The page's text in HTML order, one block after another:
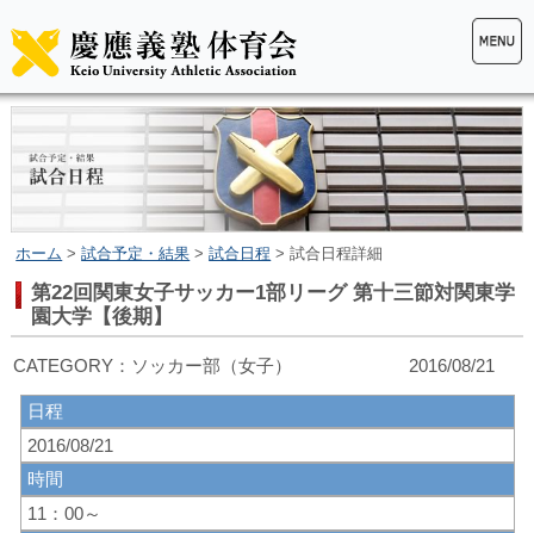
ホーム >試合予定・結果 >試合日程 > 試合日程詳細
第22回関東女子サッカー1部リーグ 第十三節対関東学
園大学【後期】
CATEGORY：ソッカー部（女子） 2016/08/21
日程
2016/08/21
時間
11：00～